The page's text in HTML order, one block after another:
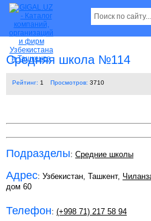
Средняя школа №114
Рейтинг: 1 Просмотров: 3710
Подразделы: Средние школы
Адрес: Узбекистан, Ташкент,
дом 60
Телефон: (+998 71) 217 58 94